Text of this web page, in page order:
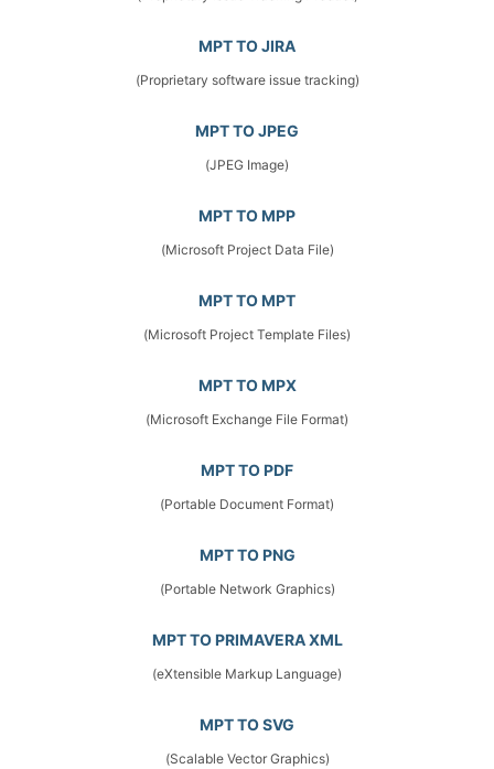
MPT TO JIRA
(Proprietary software issue tracking)
MPT TO JPEG
(JPEG Image)
MPT TO MPP
(Microsoft Project Data File)
MPT TO MPT
(Microsoft Project Template Files)
MPT TO MPX
(Microsoft Exchange File Format)
MPT TO PDF
(Portable Document Format)
MPT TO PNG
(Portable Network Graphics)
MPT TO PRIMAVERA XML
(eXtensible Markup Language)
MPT TO SVG
(Scalable Vector Graphics)